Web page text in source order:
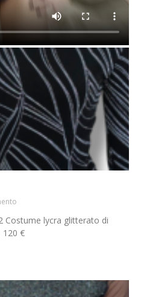
Costume lycra glitterato di
120 €